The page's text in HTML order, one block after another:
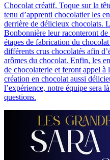
Chocolat créatif. Toque sur la
tenu d’apprenti chocolatier les
derrière de délicieux chocolats.
Bonbonnière leur raconteront
étapes de fabrication du
différents crus chocolatés afin
arômes du chocolat. Enfin, les
de chocolaterie et feront appel
création en chocolat aussi
l’expérience, notre équipe sera
questions.